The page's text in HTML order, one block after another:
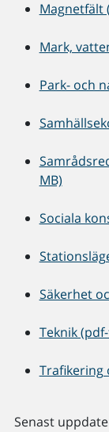
Magnetfält
Mark,
Park- och
MB)
Sociala
Säkerhet
Teknik
Trafikering
Senast